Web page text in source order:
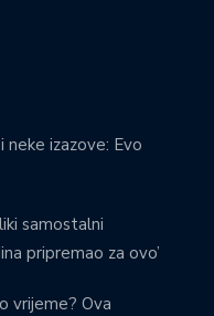
neke izazove: Evo
samostalni
pripremao za ovo’
vrijeme? Ova